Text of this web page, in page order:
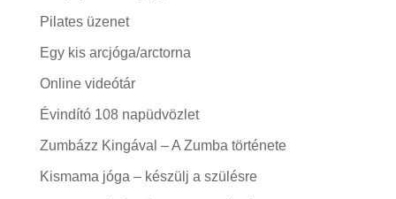
Pilates üzenet
Egy kis arcjóga/arctorna
Online videótár
Évindító 108 napüdvözlet
Zumbázz Kingával – A Zumba története
Kismama jóga – készülj a szülésre